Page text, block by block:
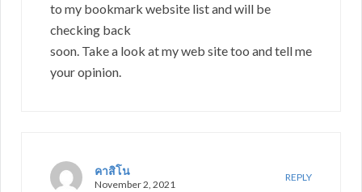
to my bookmark website list and will be
checking back
soon. Take a look at my web site too and tell me
your opinion.
คาสิโน
November 2, 2021
REPLY